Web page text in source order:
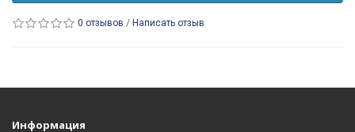
0 отзывов / Написать отзыв
Информация